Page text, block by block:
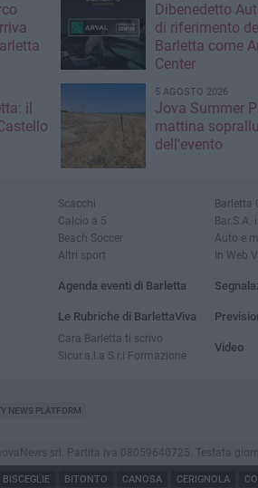
Dibenedetto
di riferimento
Barletta come
Center
il
5 AGOSTO 2026
Jova Summer
mattina
dell'evento
Scacchi
Calcio a 5
Beach Soccer
Altri sport
Agenda eventi di Barletta
Le Rubriche di BarlettaViva
Cara Barletta ti scrivo
Sicur.a.l.a S.r.l Formazione
Barletta
Bar.S.A.
Auto e
In Web
Video
NEWS PLATFORM
srl. Partita iva 08059640725. Testata
BISCEGLIE BITONTO CANOSA CERIGNOLA